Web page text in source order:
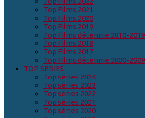
Top Films 2021
Top Films 2020
Top Films 2019
Top Films décennie 2010-2019
Top Films 2018
Top Films 2017
Top Films décennie 2000-2009
TOP SERIES
Top séries 2024
Top séries 2023
Top séries 2022
Top séries 2021
Top séries 2020